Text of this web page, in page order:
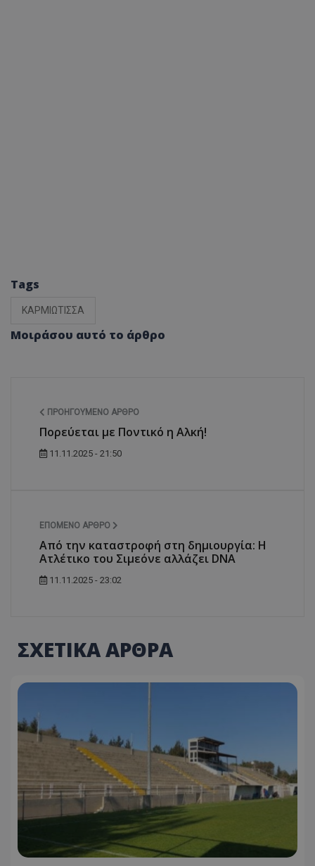
Tags
ΚΑΡΜΙΩΤΙΣΣΑ
Μοιράσου αυτό το άρθρο
ΠΡΟΗΓΟΎΜΕΝΟ ΆΡΘΡΟ
Πορεύεται με Ποντικό η Αλκή!
11.11.2025 - 21:50
ΕΠΌΜΕΝΟ ΆΡΘΡΟ
Από την καταστροφή στη δημιουργία: Η
Ατλέτικο του Σιμεόνε αλλάζει DNA
11.11.2025 - 23:02
ΣΧΕΤΙΚΑ ΑΡΘΡΑ